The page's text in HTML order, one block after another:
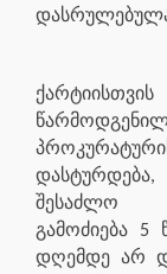
შესაძლო
გამოძიება 5
დღემდე არ